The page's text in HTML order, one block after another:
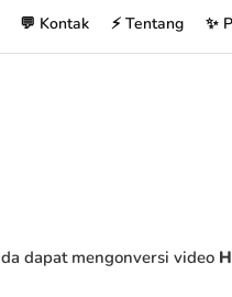
💬 Kontak ⚡ Tentang ✨
dapat mengonversi video